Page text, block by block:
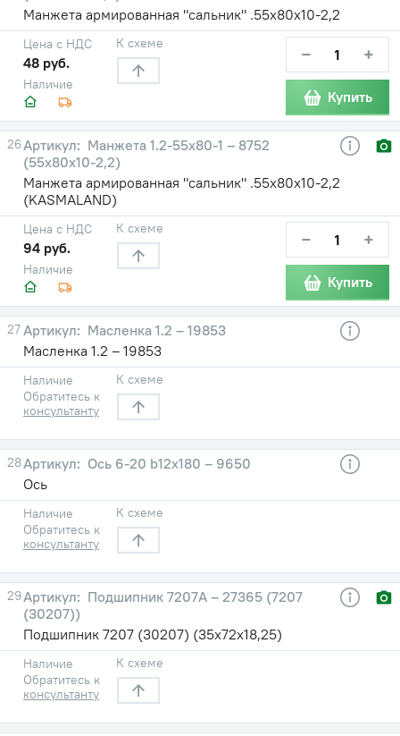
Манжета армированная "сальник" .55х80х10-2,2
Наличие
Цена с НДС
48 руб.
К схеме − +
Купить
26
Манжета 1.2-55х80-1 – 8752
(55х80х10-2,2)
Манжета армированная "сальник" .55х80х10-2,2
(KASMALAND)
Наличие
Цена с НДС
94 руб.
К схеме − +
Купить
27
Масленка 1.2 – 19853
Масленка 1.2 – 19853
Наличие
Обратитесь к
консультанту
К схеме
28
Ось 6-20 b12х180 – 9650
Ось
Наличие
Обратитесь к
консультанту
К схеме
29
Подшипник 7207А – 27365 (7207
(30207))
Подшипник 7207 (30207) (35х72х18,25)
Наличие
Обратитесь к
консультанту
К схеме